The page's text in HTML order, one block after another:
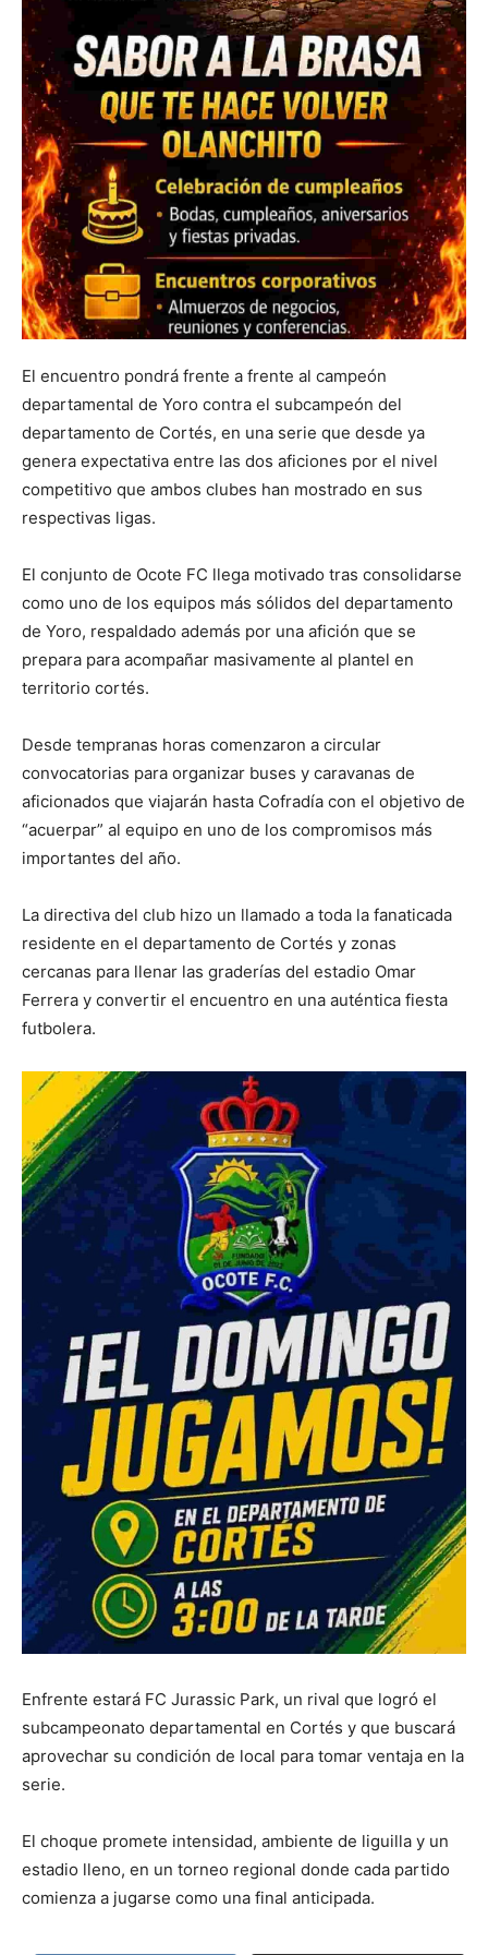
El encuentro pondrá frente a frente al campeón
departamental de Yoro contra el subcampeón del
departamento de Cortés, en una serie que desde ya
genera expectativa entre las dos aficiones por el nivel
competitivo que ambos clubes han mostrado en sus
respectivas ligas.
El conjunto de Ocote FC llega motivado tras consolidarse
como uno de los equipos más sólidos del departamento
de Yoro, respaldado además por una afición que se
prepara para acompañar masivamente al plantel en
territorio cortés.
Desde tempranas horas comenzaron a circular
convocatorias para organizar buses y caravanas de
aficionados que viajarán hasta Cofradía con el objetivo de
“acuerpar” al equipo en uno de los compromisos más
importantes del año.
La directiva del club hizo un llamado a toda la fanaticada
residente en el departamento de Cortés y zonas
cercanas para llenar las graderías del estadio Omar
Ferrera y convertir el encuentro en una auténtica fiesta
futbolera.
Enfrente estará FC Jurassic Park, un rival que logró el
subcampeonato departamental en Cortés y que buscará
aprovechar su condición de local para tomar ventaja en la
serie.
El choque promete intensidad, ambiente de liguilla y un
estadio lleno, en un torneo regional donde cada partido
comienza a jugarse como una final anticipada.